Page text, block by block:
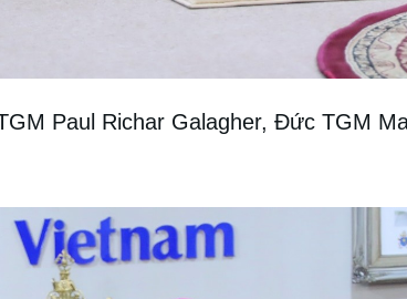
Paul Richar Galagher, Đức TGM